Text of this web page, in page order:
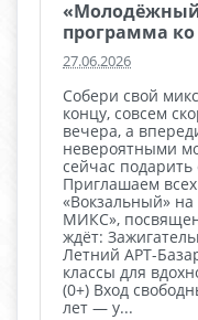
программа
27.06.2026
Собери свой
концу, совсем
вечера, а
невероятными
сейчас подарить
Приглашаем
«Вокзальный»
МИКС»,
ждёт:
Летний АРТ-
классы для
(0+) Вход
лет — у...